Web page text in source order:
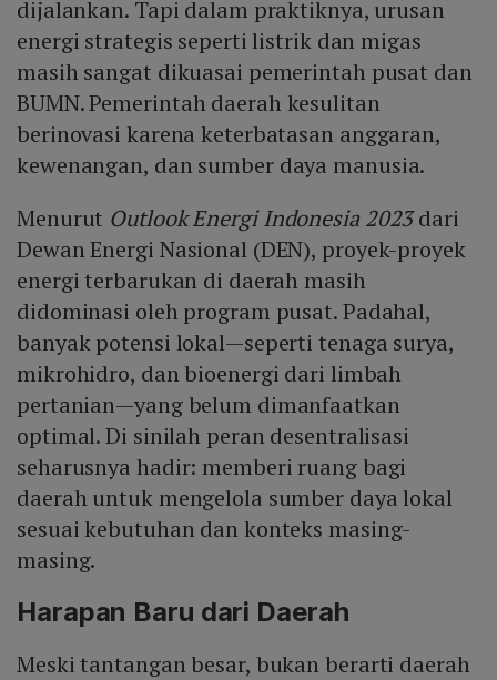
dijalankan. Tapi dalam praktiknya, urusan
energi strategis seperti listrik dan migas
masih sangat dikuasai pemerintah pusat dan
BUMN. Pemerintah daerah kesulitan
berinovasi karena keterbatasan anggaran,
kewenangan, dan sumber daya manusia.
Menurut Outlook Energi Indonesia 2023dari
Dewan Energi Nasional (DEN), proyek-proyek
energi terbarukan di daerah masih
didominasi oleh program pusat. Padahal,
banyak potensi lokal—seperti tenaga surya,
mikrohidro, dan bioenergi dari limbah
pertanian—yang belum dimanfaatkan
optimal. Di sinilah peran desentralisasi
seharusnya hadir: memberi ruang bagi
daerah untuk mengelola sumber daya lokal
sesuai kebutuhan dan konteks masing-
masing.
Harapan Baru dari Daerah
Meski tantangan besar, bukan berarti daerah